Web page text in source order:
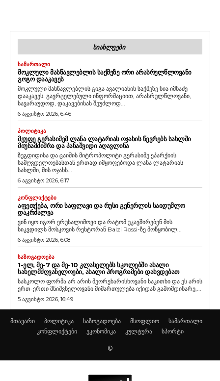
ᲡᲘᲐᲮᲚᲔᲔᲑᲘ
ᲡᲐᲛᲐᲠᲗᲐᲚᲘ
ᲛᲝᲙᲚᲣᲚᲘ ᲛᲐᲡᲬᲐᲕᲚᲔᲑᲚᲘᲡ ᲡᲐᲥᲛᲔᲖᲔ ᲝᲠᲘ ᲐᲠᲐᲡᲠᲣᲚᲬᲚᲝᲕᲐᲜᲘ
ᲒᲝᲒᲝ ᲓᲐᲐᲙᲐᲕᲔᲡ
მოკლული მასწავლებლის გიგა ავალიანის საქმეზე ნია იმნაძე
დააკავეს. გავრცელებული ინფორმაციით, არასრულწლოვანი,
სავარაუდოდ, დაკავებისას შეუძლოდ...
6 აგვისტო 2026, 6:46
ᲞᲝᲚᲘᲢᲘᲙᲐ
ᲛᲔᲣᲤᲔ ᲒᲔᲠᲐᲡᲘᲛᲔᲛ ᲚᲐᲜᲐ ᲚᲐᲢᲐᲠᲘᲐᲡ ᲝᲯᲐᲮᲘᲡ ᲬᲔᲕᲠᲔᲑᲡ ᲡᲐᲮᲚᲨᲘ
ᲛᲘᲣᲡᲐᲛᲫᲘᲛᲠᲐ ᲓᲐ ᲞᲐᲜᲐᲨᲕᲘᲓᲘ ᲐᲦᲐᲕᲚᲘᲜᲐ
ზუგდიდისა და ცაიშის მიტროპოლიტი გერასიმე ეპარქიის
სამღვდელოებასთან ერთად იმყოფებოდა ლანა ლატარიას
სახლში, მის ოჯახს...
6 აგვისტო 2026, 6:17
ᲙᲝᲜᲤᲚᲘᲥᲢᲔᲑᲘ
ᲐᲤᲔᲗᲥᲔᲑᲐ, ᲝᲠᲘ ᲡᲐᲤᲚᲐᲕᲘ ᲓᲐ ᲠᲣᲡᲘ ᲒᲔᲜᲔᲠᲚᲘᲡ ᲡᲐᲘᲓᲣᲛᲚᲝ
ᲓᲐᲙᲠᲫᲐᲚᲕᲐ
ვინ იყო იგორ ერუსალიმოვი და რატომ უკავშირებენ მის
სიკვდილს მოსკოვის რესტორან Balzi Rossi-ზე მოწყობილ...
6 აგვისტო 2026, 6:08
ᲡᲐᲖᲝᲒᲐᲓᲝᲔᲑᲐ
1-ᲔᲚ, ᲛᲔ-7 ᲓᲐ ᲛᲔ-10 ᲙᲚᲐᲡᲔᲚᲔᲑᲡ ᲡᲙᲝᲚᲔᲑᲨᲘ ᲐᲮᲐᲚᲘ
ᲡᲐᲮᲔᲚᲛᲫᲦᲕᲐᲜᲔᲚᲝᲔᲑᲘ, ᲐᲮᲐᲚᲘ ᲞᲠᲝᲒᲠᲐᲛᲔᲑᲘ ᲓᲐᲮᲕᲓᲔᲑᲐᲗ
სასკოლო ფორმა არ არის მეორეხარისხოვანი საკითხი და ეს არის
ერთ-ერთი მნიშვნელოვანი მიმართულება იქიდან გამომდინარე,...
5 აგვისტო 2026, 16:49
მთავარი პოლიტიკა საზოგადოება მსოფლიო
სამართალი
კონფლიქტები
ეკონომიკა კულტურა სპორტი
©